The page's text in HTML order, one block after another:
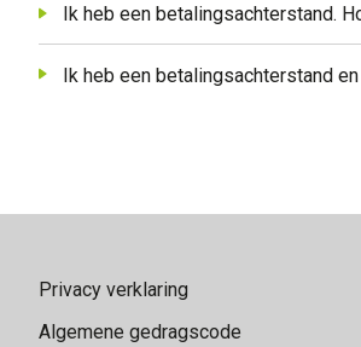
Ik heb een betalingsachterstand.
Ik heb een betalingsachterstand
Contactinformatie
Privacy verklaring
Algemene gedragscode